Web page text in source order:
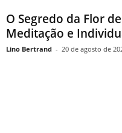
O Segredo da Flor
Meditação e
Lino Bertrand - 20 de agosto de